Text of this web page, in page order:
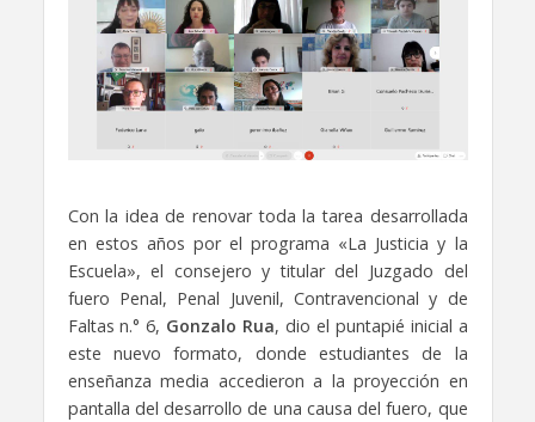
Con la idea de renovar toda la tarea desarrollada
en estos años por el programa «La Justicia y la
Escuela», el consejero y titular del Juzgado del
fuero Penal, Penal Juvenil, Contravencional y de
Faltas n.° 6, Gonzalo Rua, dio el puntapié inicial a
este nuevo formato, donde estudiantes de la
enseñanza media accedieron a la proyección en
pantalla del desarrollo de una causa del fuero, que